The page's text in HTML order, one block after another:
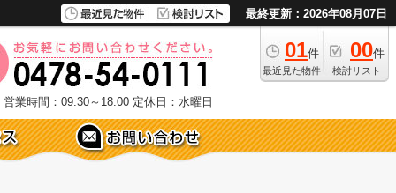
最終更新：2026年08月07日
01件
最近見た物件
00件
検討リスト
営業時間：09:30～18:00 定休日：水曜日